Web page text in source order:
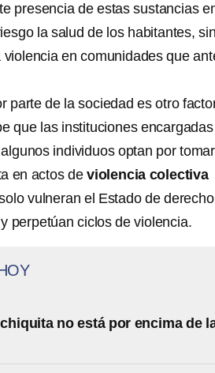
presencia de estas sustancias
la salud de los habitantes,
en comunidades que
parte de la sociedad es otro
que las instituciones
individuos optan por
en actos deviolencia colectiva
vulneran el Estado de
perpetúan ciclos de violencia.
no está por encima de